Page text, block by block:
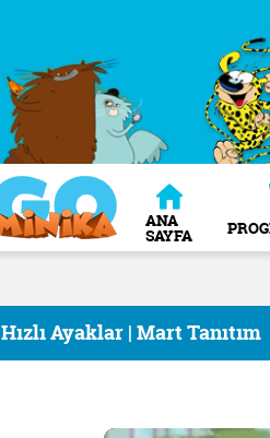
ANA
SAYFA
Hızlı Ayaklar | Mart Tanıtım